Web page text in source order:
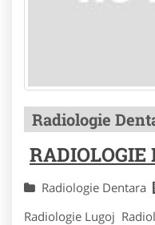
Radiologie
RADIOLOGIE
Radiologie Dentara
Radiologie Lugoj